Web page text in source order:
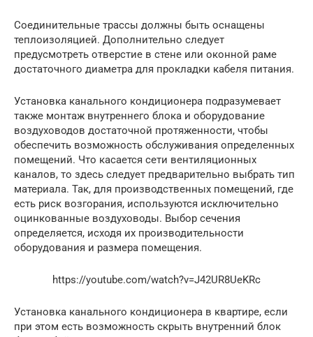
Соединительные трассы должны быть оснащены
теплоизоляцией. Дополнительно следует
предусмотреть отверстие в стене или оконной раме
достаточного диаметра для прокладки кабеля питания.
Установка канального кондиционера подразумевает
также монтаж внутреннего блока и оборудование
воздуховодов достаточной протяженности, чтобы
обеспечить возможность обслуживания определенных
помещений. Что касается сети вентиляционных
каналов, то здесь следует предварительно выбрать тип
материала. Так, для производственных помещений, где
есть риск возгорания, используются исключительно
оцинкованные воздуховоды. Выбор сечения
определяется, исходя их производительности
оборудования и размера помещения.
https://youtube.com/watch?v=J42UR8UeKRc
Установка канального кондиционера в квартире, если
при этом есть возможность скрыть внутренний блок